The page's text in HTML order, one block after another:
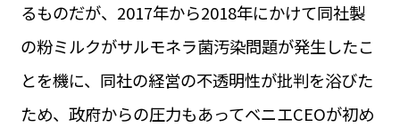
るものだが、2017年から2018年にかけて同社製
の粉ミルクがサルモネラ菌汚染問題が発生したこ
とを機に、同社の経営の不透明性が批判を浴びた
ため、政府からの圧力もあってベニエCEOが初め